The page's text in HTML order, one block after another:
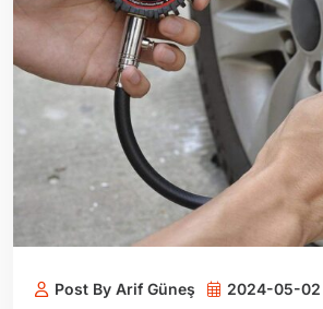
Post By Arif Güneş
2024-05-02